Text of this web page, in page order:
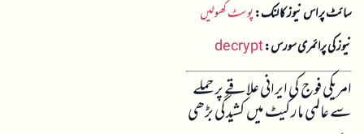
سائٹ پر اس نیوز کا لنک:پوسٹ کھولیں
نیوز کی پرائمری سورس:decrypt
امریکی فوج کی ایرانی علاقے پر حملے
سے عالمی مارکیٹ میں کشیدگی بڑھی